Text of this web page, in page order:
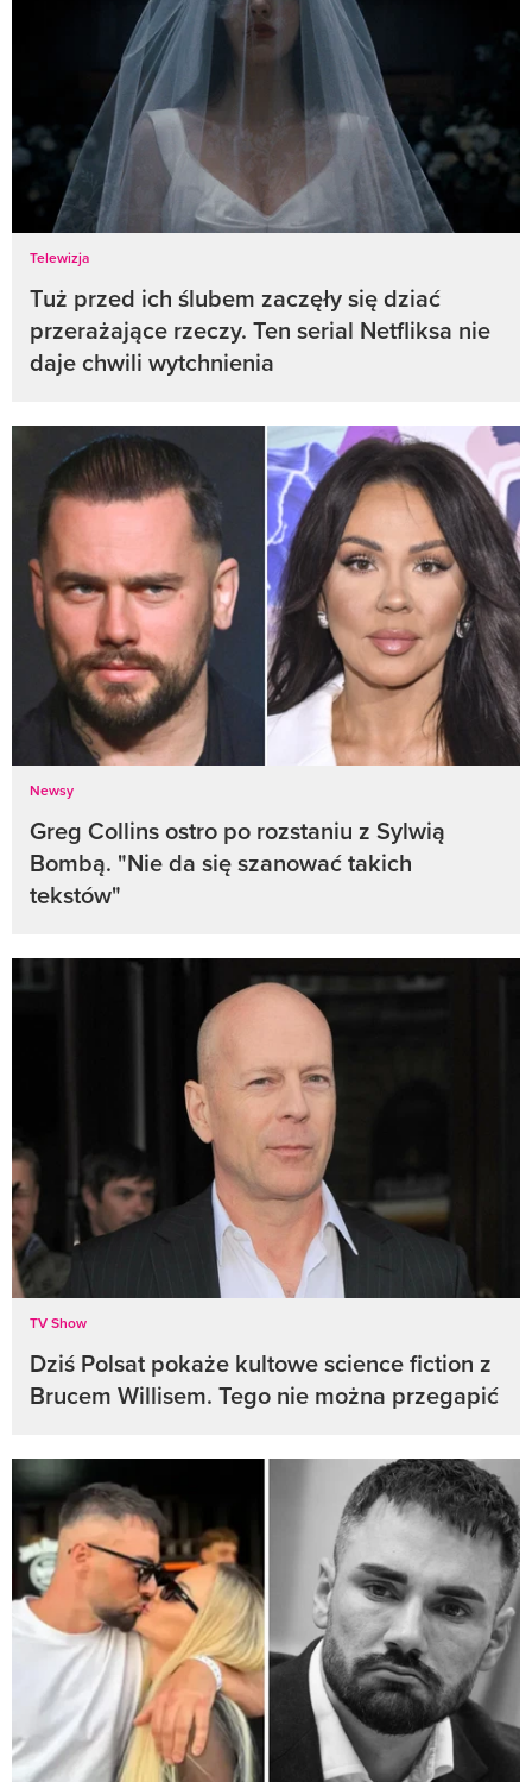
Telewizja
Tuż przed ich ślubem zaczęły się dziać
przerażające rzeczy. Ten serial Netfliksa nie
daje chwili wytchnienia
Newsy
Greg Collins ostro po rozstaniu z Sylwią
Bombą. "Nie da się szanować takich
tekstów"
TV Show
Dziś Polsat pokaże kultowe science fiction z
Brucem Willisem. Tego nie można przegapić